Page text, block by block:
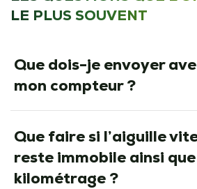
LE PLUS SOUVENT
Que dois-je envoyer
mon compteur ?
Que faire si l’aiguille
reste immobile ainsi
kilométrage ?